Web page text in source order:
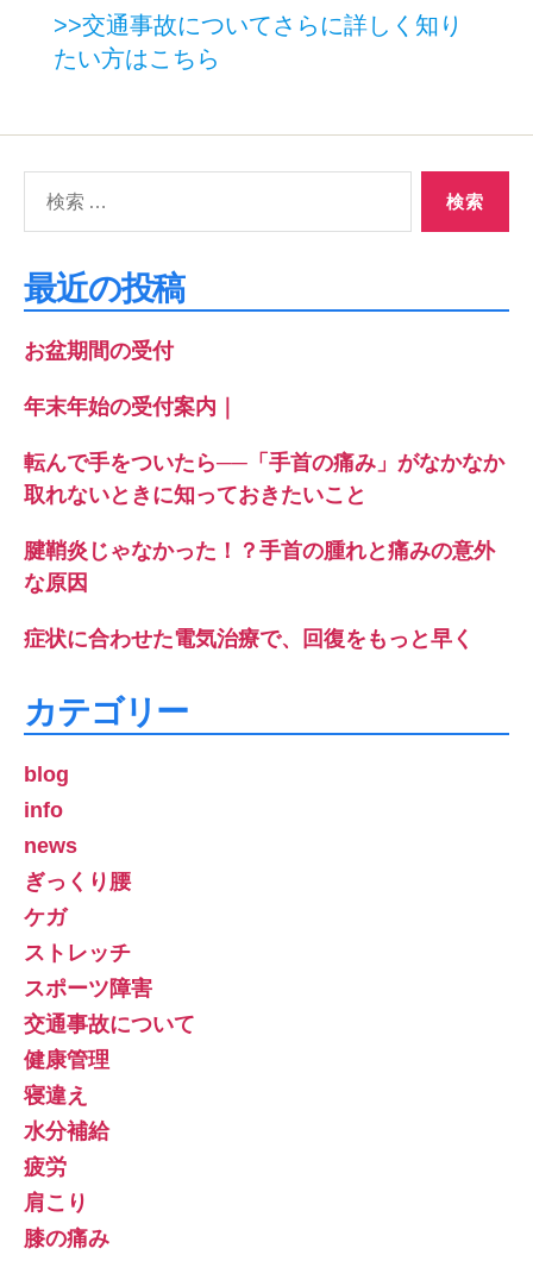
>>交通事故についてさらに詳しく知り
たい方はこちら
象:
最近の投稿
お盆期間の受付
年末年始の受付案内｜
転んで手をついたら──「手首の痛み」がなかなか
取れないときに知っておきたいこと
腱鞘炎じゃなかった！？手首の腫れと痛みの意外
な原因
症状に合わせた電気治療で、回復をもっと早く
カテゴリー
blog
info
news
ぎっくり腰
ケガ
ストレッチ
スポーツ障害
交通事故について
健康管理
寝違え
水分補給
疲労
肩こり
膝の痛み